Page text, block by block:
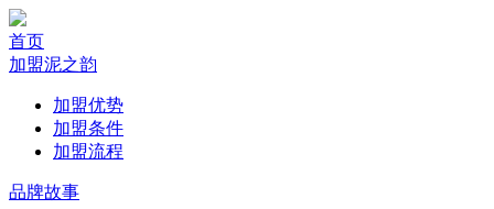
首页
加盟泥之韵
加盟优势
加盟条件
加盟流程
品牌故事